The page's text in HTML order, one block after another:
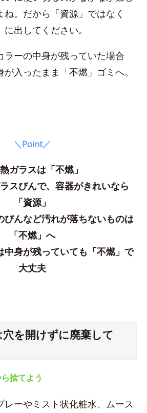
ね。だから「資源」ではなく
に出してください。
ラーの中身が残っていた場合
が入ったまま「不燃」ゴミへ。
＼Point／
ガラスは「不燃」
スびんで、容器がきれいなら
「資源」
びんなど汚れが落ちないものは
「不燃」へ
中身が残っていても「不燃」で
大丈夫
穴を開けずに廃棄して
捨てよう
レーやミスト状化粧水、ムース